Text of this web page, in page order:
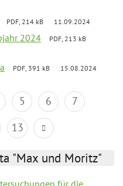
PDF, 214 kB 11.09.2024
2024
PDF, 213 kB
PDF, 391 kB 15.08.2024
5 6
7
13
"Max und Moritz"
für die